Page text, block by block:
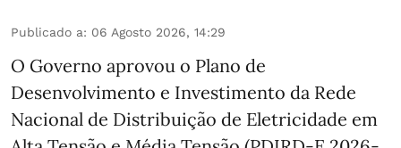
Publicado a: 06 Agosto 2026, 14:29
O Governo aprovou o Plano de
Desenvolvimento e Investimento da Rede
Nacional de Distribuição de Eletricidade em